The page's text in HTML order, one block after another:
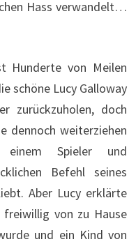
Hass verwandelt…
Hunderte von Meilen
schöne Lucy Galloway
zurückzuholen, doch
dennoch weiterziehen
Spieler und
Befehl seines
Aber Lucy erklärte
von zu Hause
und ein Kind von